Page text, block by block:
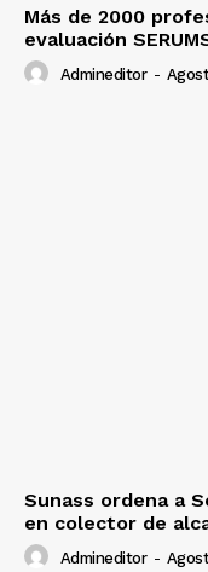
Más de 2000
evaluación
Admineditor -
Sunass ordena a
en colector de
Admineditor -